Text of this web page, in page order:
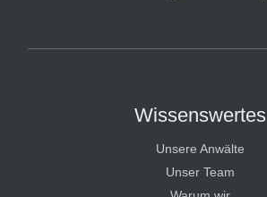
Wissenswertes
Unsere Anwälte
Unser Team